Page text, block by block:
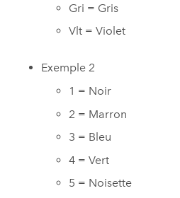
Gri = Gris
Vlt = Violet
Exemple 2
1 = Noir
2 = Marron
3 = Bleu
4 = Vert
5 = Noisette